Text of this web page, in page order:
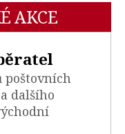
AKCE
poštovních
dalšího